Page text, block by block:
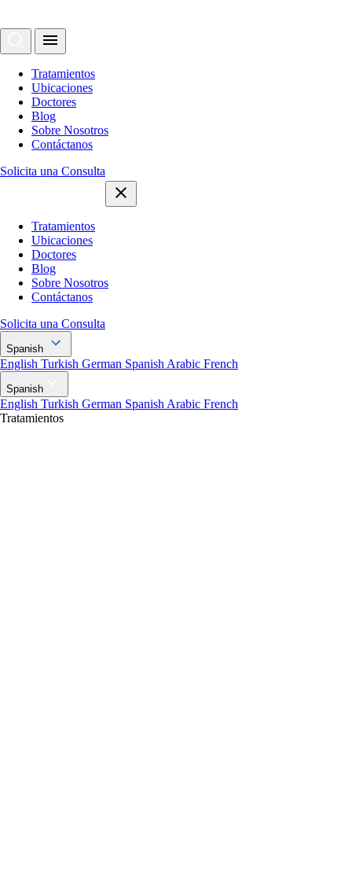
Tratamientos
Ubicaciones
Doctores
Blog
Sobre Nosotros
Contáctanos
Solicita una Consulta
Tratamientos
Ubicaciones
Doctores
Blog
Sobre Nosotros
Contáctanos
Solicita una Consulta
Spanish
English Turkish German Spanish Arabic French
Spanish
English Turkish German Spanish Arabic French
Tratamientos